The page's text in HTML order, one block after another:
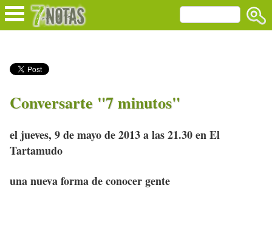
Conversarte "7 minutos"
el jueves, 9 de mayo de 2013 a las 21.30 en El
Tartamudo
una nueva forma de conocer gente